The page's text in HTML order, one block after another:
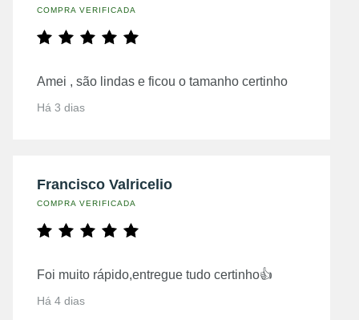
COMPRA VERIFICADA
Amei , são lindas e ficou o tamanho certinho
Há 3 dias
Francisco Valricelio
COMPRA VERIFICADA
Foi muito rápido,entregue tudo certinho👍
Há 4 dias